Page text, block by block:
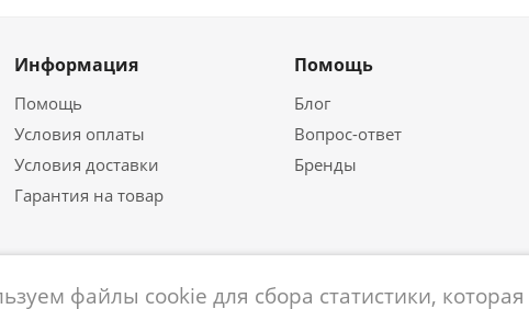
Информация
Помощь
Условия оплаты
Условия доставки
Гарантия на товар
Помощь
Блог
Вопрос-ответ
Бренды
файлы cookie для сбора статистики,